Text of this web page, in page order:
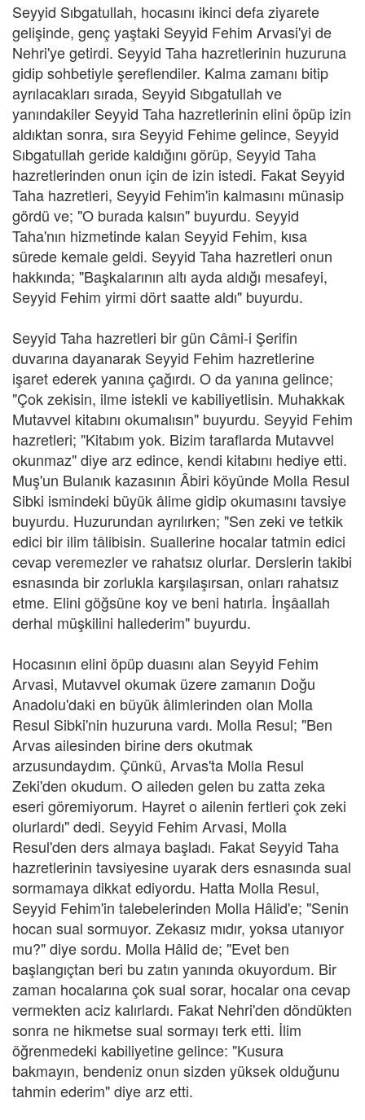
Seyyid Sıbgatullah, hocasını ikinci defa ziyarete
gelişinde, genç yaştaki Seyyid Fehim Arvasi'yi de
Nehri'ye getirdi. Seyyid Taha hazretlerinin huzuruna
gidip sohbetiyle şereflendiler. Kalma zamanı bitip
ayrılacakları sırada, Seyyid Sıbgatullah ve
yanındakiler Seyyid Taha hazretlerinin elini öpüp izin
aldıktan sonra, sıra Seyyid Fehime gelince, Seyyid
Sıbgatullah geride kaldığını görüp, Seyyid Taha
hazretlerinden onun için de izin istedi. Fakat Seyyid
Taha hazretleri, Seyyid Fehim'in kalmasını münasip
gördü ve; "O burada kalsın" buyurdu. Seyyid
Taha'nın hizmetinde kalan Seyyid Fehim, kısa
sürede kemale geldi. Seyyid Taha hazretleri onun
hakkında; "Başkalarının altı ayda aldığı mesafeyi,
Seyyid Fehim yirmi dört saatte aldı" buyurdu.
Seyyid Taha hazretleri bir gün Câmi-i Şerifin
duvarına dayanarak Seyyid Fehim hazretlerine
işaret ederek yanına çağırdı. O da yanına gelince;
"Çok zekisin, ilme istekli ve kabiliyetlisin. Muhakkak
Mutavvel kitabını okumalısın" buyurdu. Seyyid Fehim
hazretleri; "Kitabım yok. Bizim taraflarda Mutavvel
okunmaz" diye arz edince, kendi kitabını hediye etti.
Muş'un Bulanık kazasının Âbiri köyünde Molla Resul
Sibki ismindeki büyük âlime gidip okumasını tavsiye
buyurdu. Huzurundan ayrılırken; "Sen zeki ve tetkik
edici bir ilim tâlibisin. Suallerine hocalar tatmin edici
cevap veremezler ve rahatsız olurlar. Derslerin takibi
esnasında bir zorlukla karşılaşırsan, onları rahatsız
etme. Elini göğsüne koy ve beni hatırla. İnşâallah
derhal müşkilini hallederim" buyurdu.
Hocasının elini öpüp duasını alan Seyyid Fehim
Arvasi, Mutavvel okumak üzere zamanın Doğu
Anadolu'daki en büyük âlimlerinden olan Molla
Resul Sibki'nin huzuruna vardı. Molla Resul; "Ben
Arvas ailesinden birine ders okutmak
arzusundaydım. Çünkü, Arvas'ta Molla Resul
Zeki'den okudum. O aileden gelen bu zatta zeka
eseri göremiyorum. Hayret o ailenin fertleri çok zeki
olurlardı" dedi. Seyyid Fehim Arvasi, Molla
Resul'den ders almaya başladı. Fakat Seyyid Taha
hazretlerinin tavsiyesine uyarak ders esnasında sual
sormamaya dikkat ediyordu. Hatta Molla Resul,
Seyyid Fehim'in talebelerinden Molla Hâlid'e; "Senin
hocan sual sormuyor. Zekasız mıdır, yoksa utanıyor
mu?" diye sordu. Molla Hâlid de; "Evet ben
başlangıçtan beri bu zatın yanında okuyordum. Bir
zaman hocalarına çok sual sorar, hocalar ona cevap
vermekten aciz kalırlardı. Fakat Nehri'den döndükten
sonra ne hikmetse sual sormayı terk etti. İlim
öğrenmedeki kabiliyetine gelince: "Kusura
bakmayın, bendeniz onun sizden yüksek olduğunu
tahmin ederim" diye arz etti.